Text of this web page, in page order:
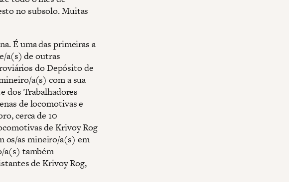
no subsolo. Muitas
É uma das primeiras a
a(s) de outras
do Depósito de
a(s) com a sua
dos Trabalhadores
de locomotivas e
cerca de 10
de Krivoy Rog
os/as mineiro/a(s) em
a(s) também
de Krivoy Rog,